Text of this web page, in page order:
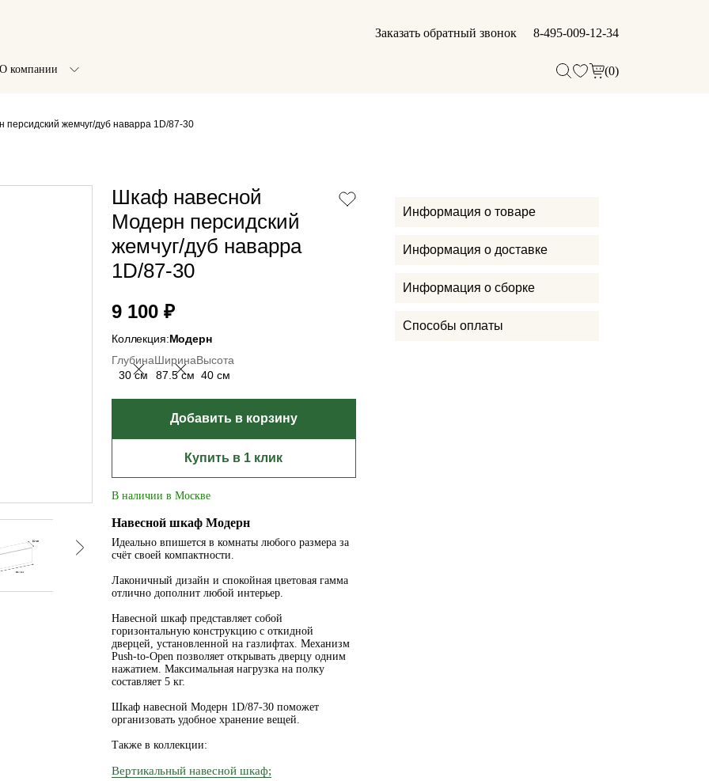
Заказать обратный звонок 8-495-009-12-34
О компании (0)
жемчуг/дуб наварра 1D/87-30
Шкаф навесной
Модерн персидский
жемчуг/дуб наварра
1D/87-30
9 100 ₽
Коллекция:Модерн
Глубина
30 см
Ширина
87.5 см
Высота
40 см
Добавить в корзину
Купить в 1 клик
В наличии в Москве
Навесной шкаф Модерн
Идеально впишется в комнаты любого размера за
счёт своей компактности.
Лаконичный дизайн и спокойная цветовая гамма
отлично дополнит любой интерьер.
Навесной шкаф представляет собой
горизонтальную конструкцию с откидной
дверцей, установленной на газлифтах. Механизм
Push-to-Open позволяет открывать дверцу одним
нажатием. Максимальная нагрузка на полку
составляет 5 кг.
Шкаф навесной Модерн 1D/87-30 поможет
организовать удобное хранение вещей.
Также в коллекции:
Вертикальный навесной шкаф;
Информация о товаре
Информация о доставке
Информация о сборке
Способы оплаты